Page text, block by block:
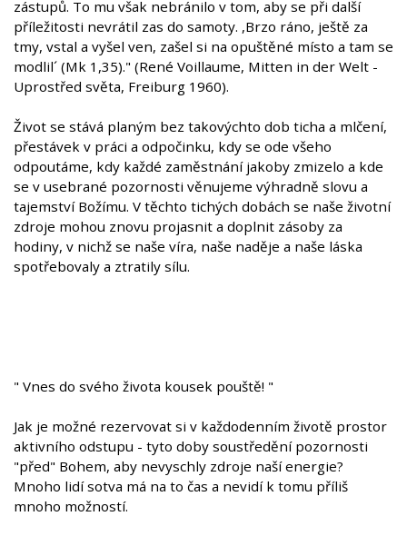
zástupů. To mu však nebránilo v tom, aby se při další
příležitosti nevrátil zas do samoty. ,Brzo ráno, ještě za
tmy, vstal a vyšel ven, zašel si na opuštěné místo a tam se
modlil´ (Mk 1,35)." (René Voillaume, Mitten in der Welt -
Uprostřed světa, Freiburg 1960).
Život se stává planým bez takovýchto dob ticha a mlčení,
přestávek v práci a odpočinku, kdy se ode všeho
odpoutáme, kdy každé zaměstnání jakoby zmizelo a kde
se v usebrané pozornosti věnujeme výhradně slovu a
tajemství Božímu. V těchto tichých dobách se naše životní
zdroje mohou znovu projasnit a doplnit zásoby za
hodiny, v nichž se naše víra, naše naděje a naše láska
spotřebovaly a ztratily sílu.
" Vnes do svého života kousek pouště! "
Jak je možné rezervovat si v každodenním životě prostor
aktivního odstupu - tyto doby soustředění pozornosti
"před" Bohem, aby nevyschly zdroje naší energie?
Mnoho lidí sotva má na to čas a nevidí k tomu příliš
mnoho možností.